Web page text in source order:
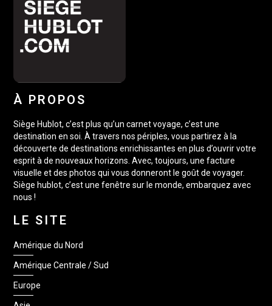
À PROPOS
Siège Hublot, c’est plus qu’un carnet voyage, c’est une
destination en soi. À travers nos périples, vous partirez à la
découverte de destinations enrichissantes en plus d’ouvrir votre
esprit à de nouveaux horizons. Avec, toujours, une facture
visuelle et des photos qui vous donneront le goût de voyager.
Siège hublot, c’est une fenêtre sur le monde, embarquez avec
nous !
LE SITE
Amérique du Nord
Amérique Centrale / Sud
Europe